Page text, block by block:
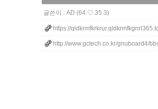
글쓴이 : AD (64.♡.35.3)
https://
http://www.gctech.co.kr/gnuboard4/